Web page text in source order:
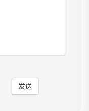
发送